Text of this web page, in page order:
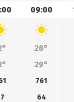
09:00
28°
29°
761
64